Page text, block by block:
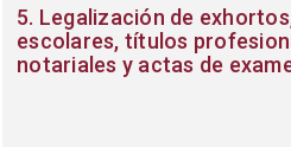
5. Legalización de
escolares, títulos
notariales y actas de